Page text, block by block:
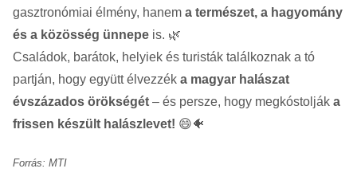
gasztronómiai élmény, hanem a természet, a hagyomány
és a közösség ünnepe is. 🌿
Családok, barátok, helyiek és turisták találkoznak a tó
partján, hogy együtt élvezzék a magyar halászat
évszázados örökségét – és persze, hogy megkóstolják a
frissen készült halászlevet! 😄🐠
Forrás: MTI